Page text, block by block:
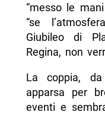
“messo le
“se
Giubileo di
Regina, non
La coppia,
apparsa per
eventi e